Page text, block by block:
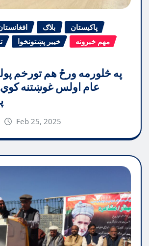
بلاګ
پاکیستان
خیبر پښتونخوا
مهم خبرونه
په څلورمه ورځ هم تورخم
عام اولس غوښتنه
Feb 25, 2025